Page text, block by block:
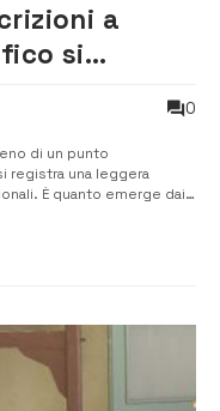
a
si
0
di un punto
registra una leggera
È quanto emerge dai
per le iscrizioni al [&hell...